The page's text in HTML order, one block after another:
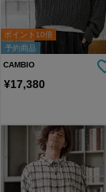
予約商品
ポイント10倍
CAMBIO
¥17,380